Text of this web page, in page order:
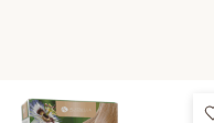
любими